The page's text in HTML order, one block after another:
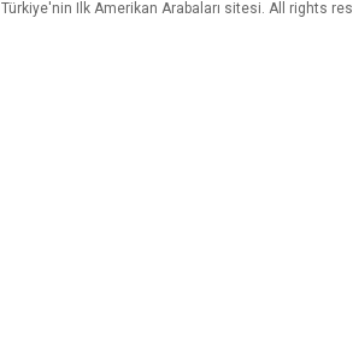
Ilk Amerikan Arabaları sitesi. All rights